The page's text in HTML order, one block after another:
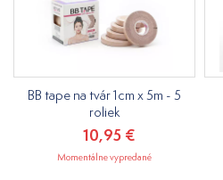
BB tape na tvár 1cm x 5m - 5
roliek
10,95 €
Momentálne vypredané